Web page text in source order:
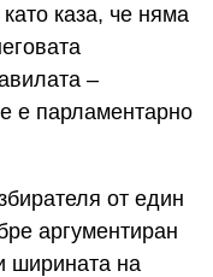
каза, че няма
–
е парламентарно
от един
аргументиран
ширината на